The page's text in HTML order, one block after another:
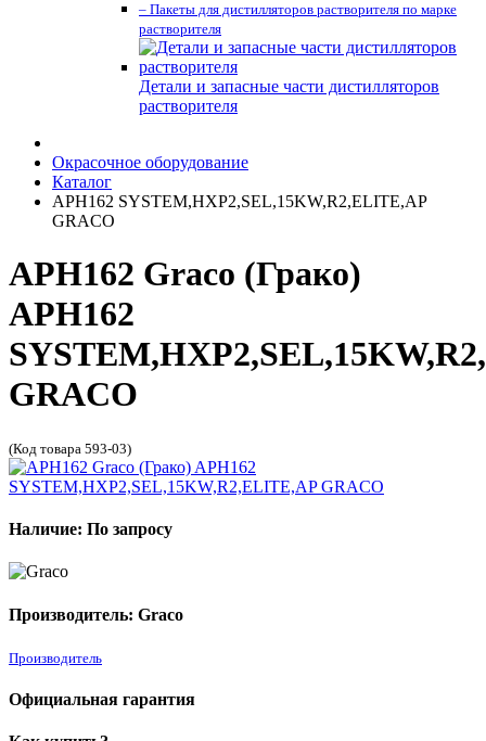
– Пакеты для дистилляторов растворителя по марке
растворителя
Детали и запасные части дистилляторов
растворителя
Окрасочное оборудование
Каталог
APH162 SYSTEM,HXP2,SEL,15KW,R2,ELITE,AP
GRACO
APH162 Graco (Грако)
APH162
GRACO
(Код товара 593-03)
Наличие: По запросу
Производитель: Graco
Производитель
Официальная гарантия